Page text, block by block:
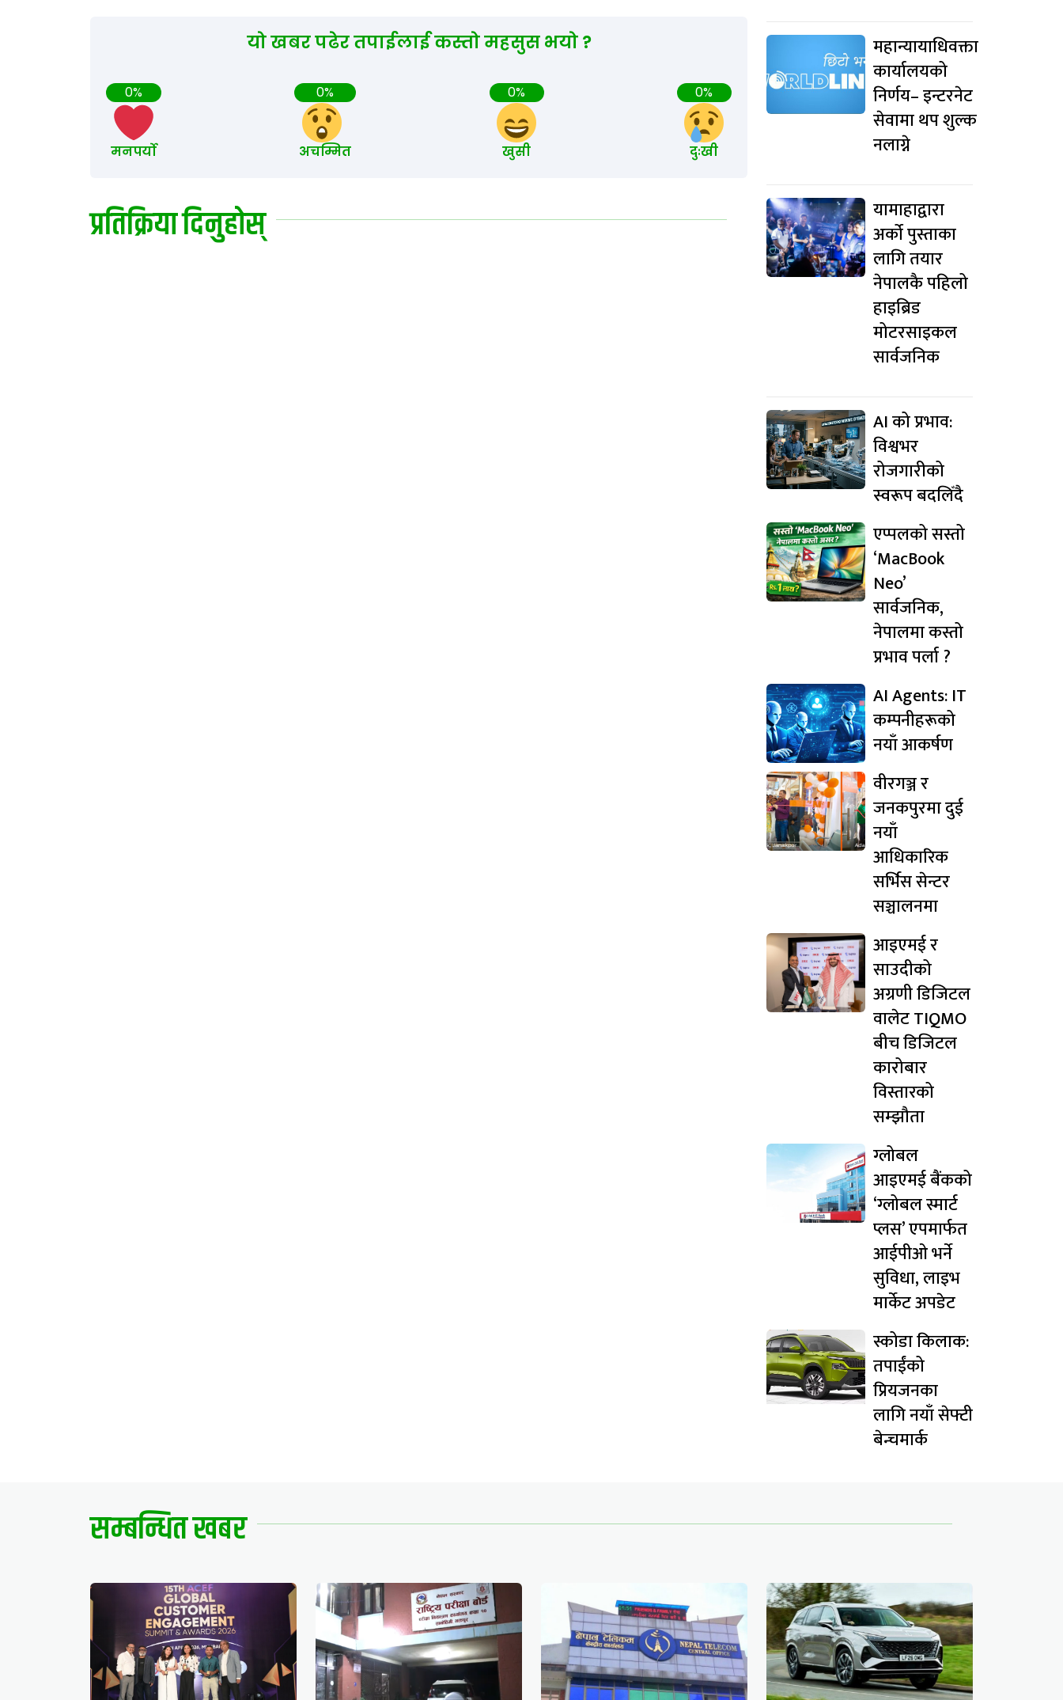
यो खबर पढेर तपाईलाई कस्तो महसुस भयो ?
0%
मनपर्यो
0%
अचम्मित
0%
खुसी
0%
दुःखी
प्रतिक्रिया दिनुहोस्
महान्यायाधिवक्ता
कार्यालयको
निर्णय– इन्टरनेट
सेवामा थप शुल्क
नलाग्ने
यामाहाद्वारा
अर्को पुस्ताका
लागि तयार
नेपालकै पहिलो
हाइब्रिड
मोटरसाइकल
सार्वजनिक
AI को प्रभाव:
विश्वभर
रोजगारीको
स्वरूप बदलिँदै
एप्पलको सस्तो
‘MacBook
Neo’
सार्वजनिक,
नेपालमा कस्तो
प्रभाव पर्ला ?
AI Agents: IT
कम्पनीहरूको
नयाँ आकर्षण
वीरगञ्ज र
जनकपुरमा दुई
नयाँ
आधिकारिक
सर्भिस सेन्टर
सञ्चालनमा
आइएमई र
साउदीको
अग्रणी डिजिटल
वालेट TIQMO
बीच डिजिटल
कारोबार
विस्तारको
सम्झौता
ग्लोबल
आइएमई बैंकको
‘ग्लोबल स्मार्ट
प्लस’ एपमार्फत
आईपीओ भर्ने
सुविधा, लाइभ
मार्केट अपडेट
स्कोडा किलाक:
तपाईंको
प्रियजनका
लागि नयाँ सेफ्टी
बेन्चमार्क
सम्बन्धित खबर